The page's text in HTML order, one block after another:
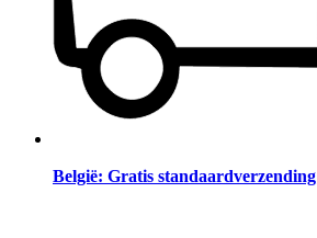
België: Gratis standaardverzending